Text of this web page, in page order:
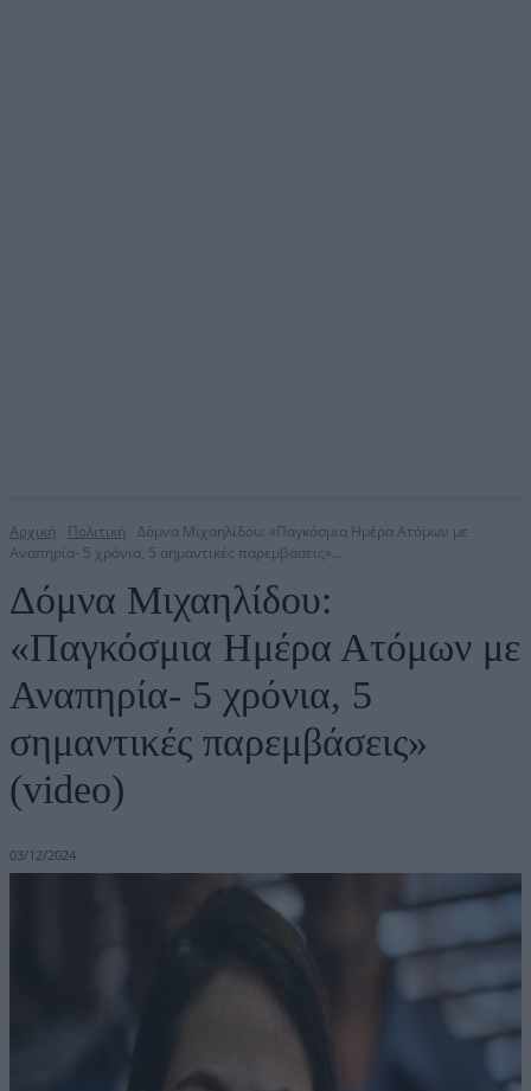
Αρχική Πολιτική
Δόμνα Μιχαηλίδου: «Παγκόσμια Ημέρα Ατόμων με
Αναπηρία- 5 χρόνια, 5 σημαντικές παρεμβάσεις»...
Δόμνα Μιχαηλίδου:
«Παγκόσμια Ημέρα Ατόμων με
Αναπηρία- 5 χρόνια, 5
σημαντικές παρεμβάσεις»
(video)
03/12/2024